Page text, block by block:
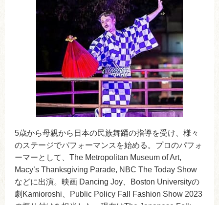
5歳から母親から日本の民族舞踊の指導を受け、様々
のステージでパフォーマンスを始める。プロのパフォ
ーマーとして、The Metropolitan Museum of Art,
Macy’s Thanksgiving Parade, NBC The Today Show
などに出演。映画 Dancing Joy、Boston Universityの
劇Kamioroshi、Public Policy Fall Fashion Show 2023